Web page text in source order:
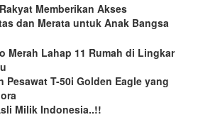
Memberikan Akses
dan Merata untuk Anak Bangsa
Merah Lahap 11 Rumah di Lingkar
Pesawat T-50i Golden Eagle yang
Milik Indonesia..!!